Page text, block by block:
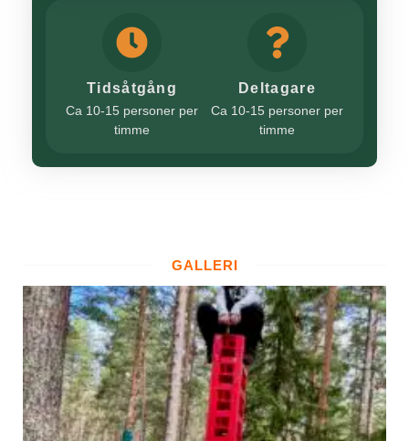
Tidsåtgång
Ca 10-15 personer per
timme
Deltagare
Ca 10-15 personer per
timme
GALLERI